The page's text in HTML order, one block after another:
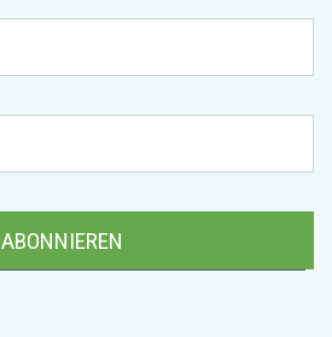
ABONNIEREN